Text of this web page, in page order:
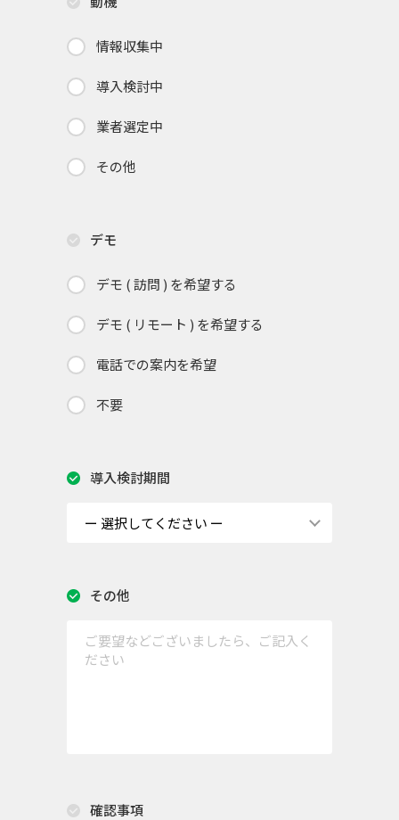
情報収集中
導入検討中
業者選定中
その他
デモ
デモ ( 訪問 ) を希望する
デモ ( リモート ) を希望する
電話での案内を希望
不要
導入検討期間
その他
確認事項